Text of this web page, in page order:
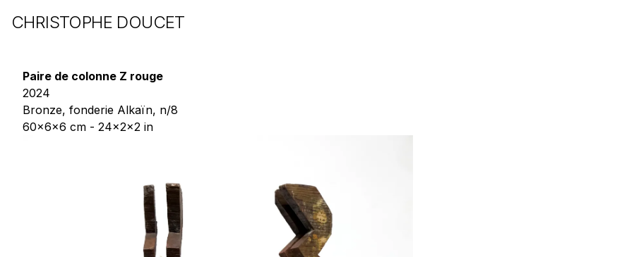
CHRISTOPHE DOUCET
Paire de colonne Z rouge
2024
Bronze, fonderie Alkaïn, n/8
60x6x6 cm - 24x2x2 in